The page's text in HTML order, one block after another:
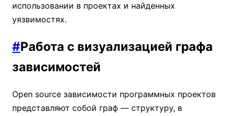
использовании в проектах и найденных
уязвимостях.
#Работа с визуализацией графа
зависимостей
Open source зависимости программных проектов
представляют собой граф — структуру, в